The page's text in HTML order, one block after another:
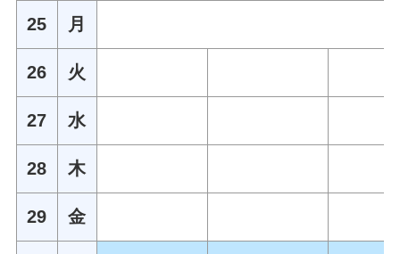
25 月
26 火
27 水
28 木
29 金